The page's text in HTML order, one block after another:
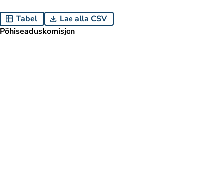
Tabel
Lae alla CSV
Põhiseaduskomisjon